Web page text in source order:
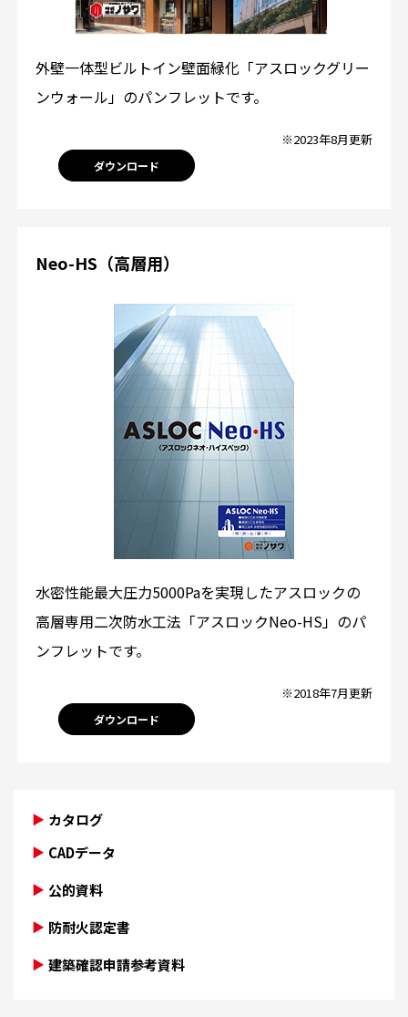
外壁一体型ビルトイン壁面緑化「アスロックグリー
ンウォール」のパンフレットです。
※2023年8月更新
ダウンロード
Neo-HS（高層用）
水密性能最大圧力5000Paを実現したアスロックの
高層専用二次防水工法「アスロックNeo-HS」のパ
ンフレットです。
※2018年7月更新
ダウンロード
カタログ
CADデータ
公的資料
防耐火認定書
建築確認申請参考資料